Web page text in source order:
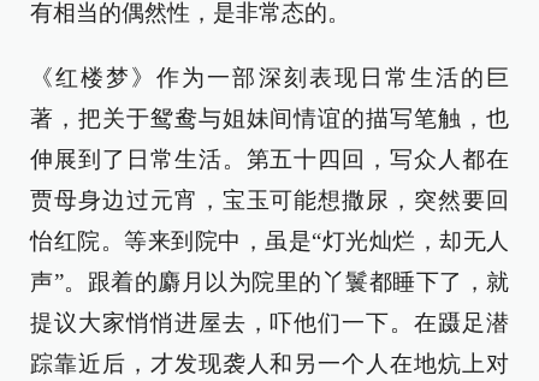
有相当的偶然性，是非常态的。
《红楼梦》作为一部深刻表现日常生活的巨
著，把关于鸳鸯与姐妹间情谊的描写笔触，也
伸展到了日常生活。第五十四回，写众人都在
贾母身边过元宵，宝玉可能想撒尿，突然要回
怡红院。等来到院中，虽是“灯光灿烂，却无人
声”。跟着的麝月以为院里的丫鬟都睡下了，就
提议大家悄悄进屋去，吓他们一下。在蹑足潜
踪靠近后，才发现袭人和另一个人在地炕上对